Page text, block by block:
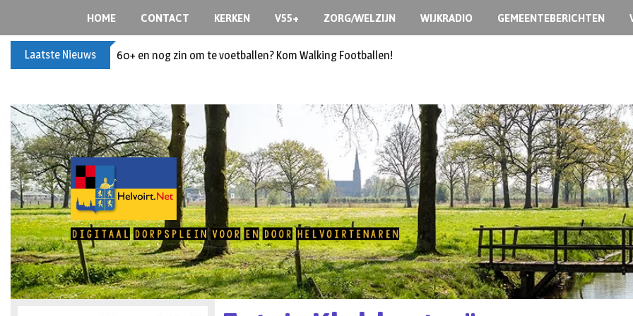
HOME CONTACT KERKEN V55+ ZORG/WELZIJN WIJKRADIO GEMEENTEBERICHTEN
Laatste Nieuws 60+ en nog zin om te voetballen? Kom Walking Footballen!